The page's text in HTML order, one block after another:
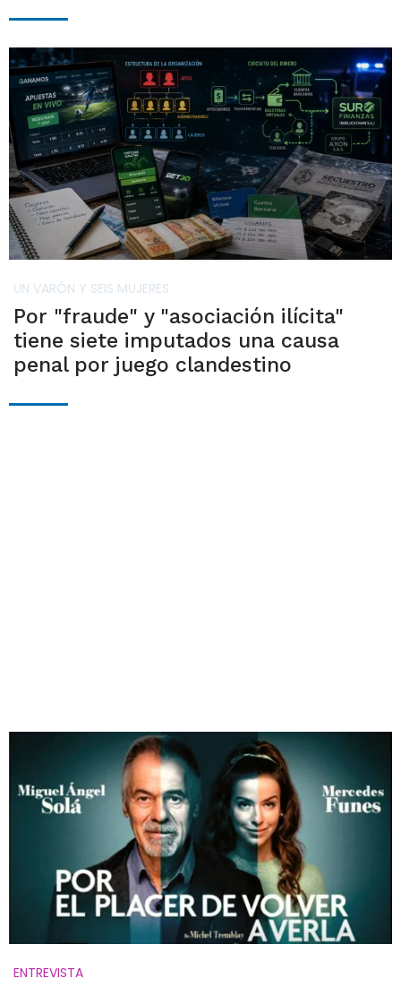
UN VARÓN Y SEIS MUJERES
Por "fraude" y "asociación ilícita"
tiene siete imputados una causa
penal por juego clandestino
ENTREVISTA